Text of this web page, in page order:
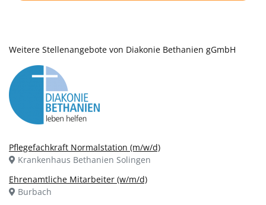
Weitere Stellenangebote von Diakonie Bethanien gGmbH
Pflegefachkraft Normalstation (m/w/d)
Krankenhaus Bethanien Solingen
Ehrenamtliche Mitarbeiter (w/m/d)
Burbach